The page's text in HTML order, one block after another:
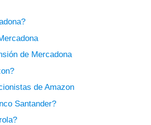
de Mercadona
de Amazon
Santander?